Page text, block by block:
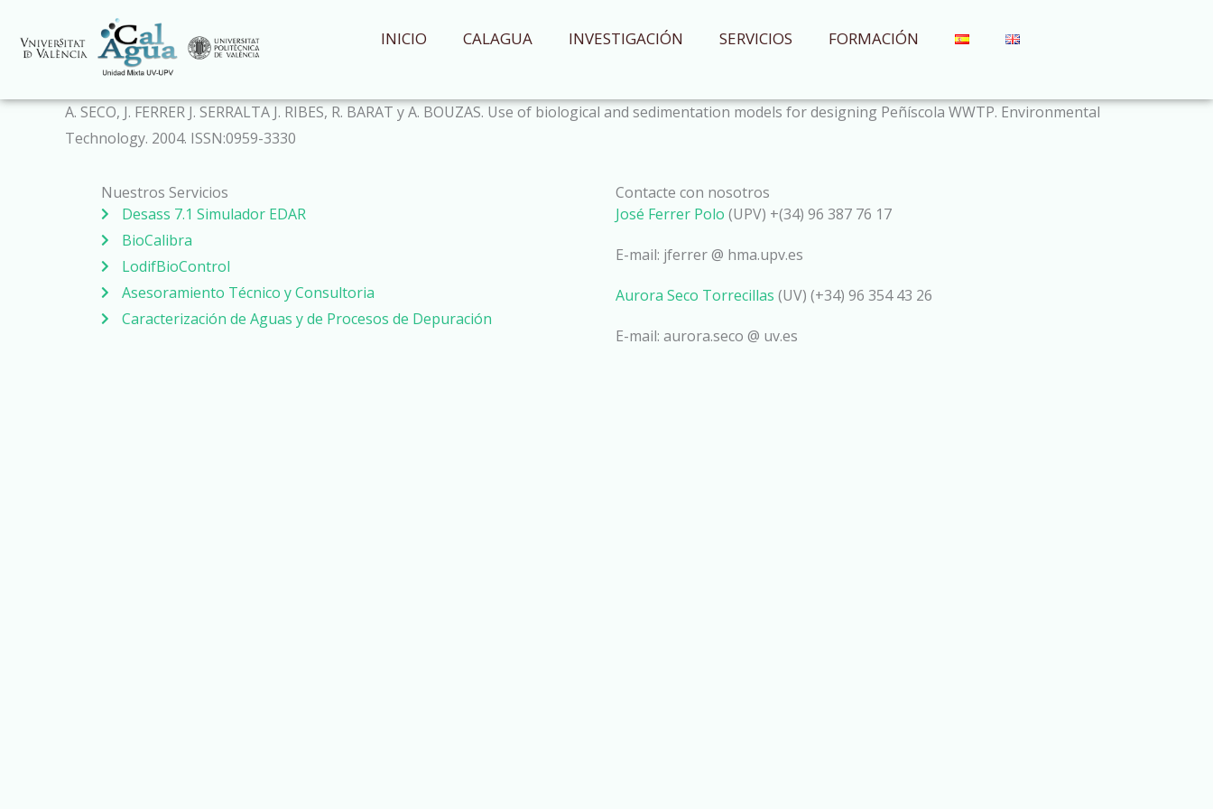
contenido
INICIO CALAGUA INVESTIGACIÓN SERVICIOS FORMACIÓN
A. SECO, J. FERRER J. SERRALTA J. RIBES, R. BARAT y A. BOUZAS. Use of biological and sedimentation models for designing Peñíscola WWTP. Environmental
Technology. 2004. ISSN:0959-3330
Nuestros Servicios
Desass 7.1 Simulador EDAR
BioCalibra
LodifBioControl
Asesoramiento Técnico y Consultoria
Caracterización de Aguas y de Procesos de Depuración
Contacte con nosotros
José Ferrer Polo (UPV) +(34) 96 387 76 17
E-mail: jferrer @ hma.upv.es
Aurora Seco Torrecillas (UV) (+34) 96 354 43 26
E-mail: aurora.seco @ uv.es